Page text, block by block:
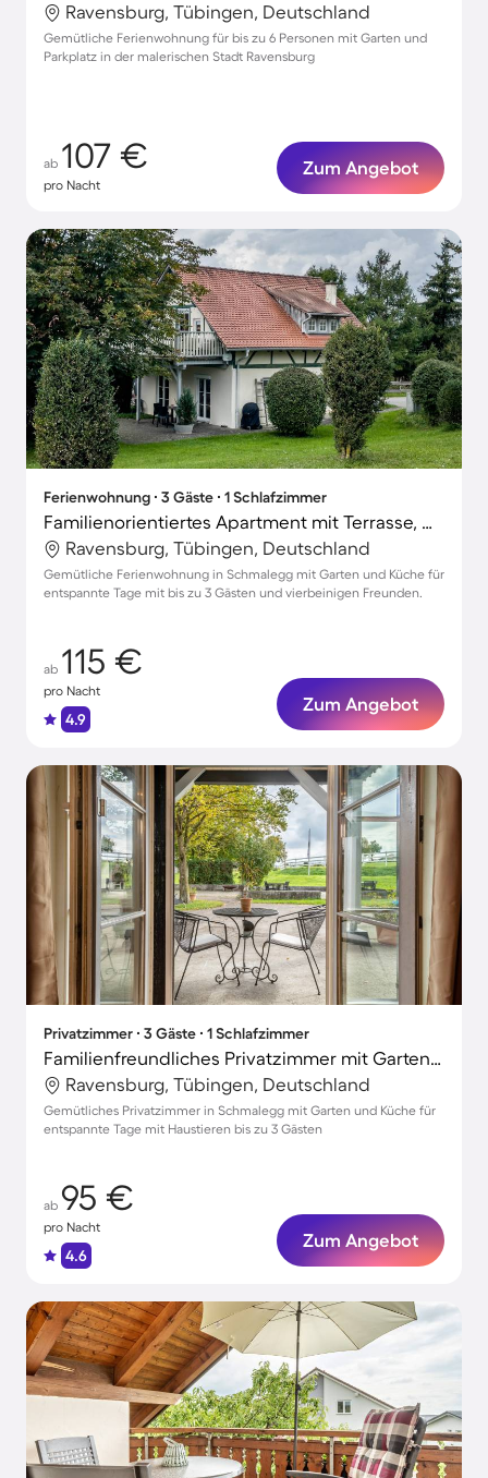
Ravensburg, Tübingen, Deutschland
Gemütliche Ferienwohnung für bis zu 6 Personen mit Garten und
Parkplatz in der malerischen Stadt Ravensburg
ab 107 €
pro Nacht
Zum Angebot
Ferienwohnung ∙ 3 Gäste ∙ 1 Schlafzimmer
Familienorientiertes Apartment mit Terrasse, Garten und Grill | Haustierfreundlich
Ravensburg, Tübingen, Deutschland
Gemütliche Ferienwohnung in Schmalegg mit Garten und Küche für
entspannte Tage mit bis zu 3 Gästen und vierbeinigen Freunden.
ab 115 €
pro Nacht
4.9
Zum Angebot
Privatzimmer ∙ 3 Gäste ∙ 1 Schlafzimmer
Familienfreundliches Privatzimmer mit Garten, Grill und Terrasse | Haustierfreundlich
Ravensburg, Tübingen, Deutschland
Gemütliches Privatzimmer in Schmalegg mit Garten und Küche für
entspannte Tage mit Haustieren bis zu 3 Gästen
ab 95 €
pro Nacht
4.6
Zum Angebot